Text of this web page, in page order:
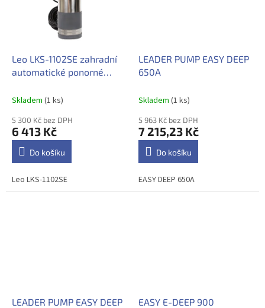
Leo LKS-1102SE zahradní
automatické ponorné
Skladem (1 ks)
5 300 Kč bez DPH
6 413 Kč
Do košíku
Leo LKS-1102SE
LEADER PUMP EASY DEEP
650A
Skladem (1 ks)
5 963 Kč bez DPH
7 215,23 Kč
Do košíku
EASY DEEP 650A
LEADER PUMP EASY DEEP
EASY E-DEEP 900